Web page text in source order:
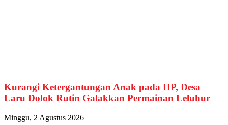
Kurangi Ketergantungan Anak pada HP, Desa
Laru Dolok Rutin Galakkan Permainan Leluhur
Minggu, 2 Agustus 2026